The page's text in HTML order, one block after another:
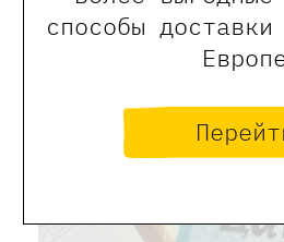
способы
О памяти и сути
и непростое чтение, и
Макарова получила в